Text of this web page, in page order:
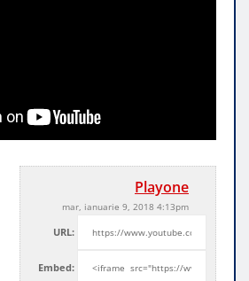
Playone
mar, ianuarie 9, 2018 4:13pm
URL:
Embed: